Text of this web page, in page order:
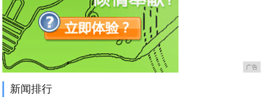
广告
新闻排行